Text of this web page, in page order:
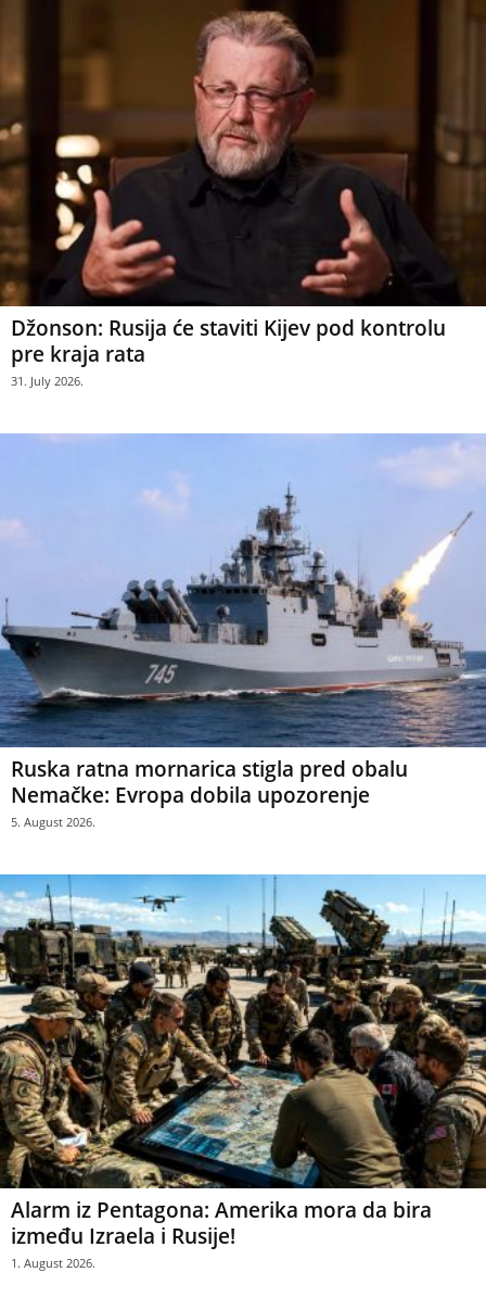
Džonson: Rusija će staviti Kijev pod kontrolu
pre kraja rata
31. July 2026.
Ruska ratna mornarica stigla pred obalu
Nemačke: Evropa dobila upozorenje
5. August 2026.
Alarm iz Pentagona: Amerika mora da bira
između Izraela i Rusije!
1. August 2026.